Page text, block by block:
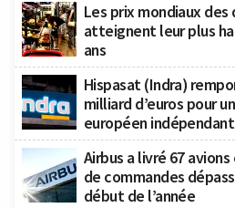
Les prix mondiaux
atteignent leur plus
ans
Hispasat (Indra)
milliard d’euros pour
européen indépendant
Airbus a livré 67
de commandes
début de l’année